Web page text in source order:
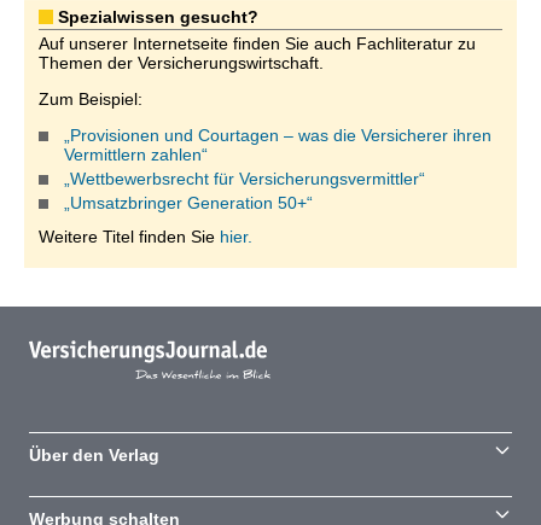
Spezialwissen gesucht?
Auf unserer Internetseite finden Sie auch Fachliteratur zu
Themen der Versicherungswirtschaft.
Zum Beispiel:
„Provisionen und Courtagen – was die Versicherer ihren
Vermittlern zahlen“
„Wettbewerbsrecht für Versicherungsvermittler“
„Umsatzbringer Generation 50+“
Weitere Titel finden Sie hier.
Über den Verlag
Werbung schalten